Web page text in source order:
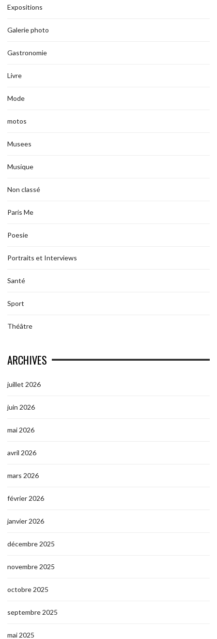
Expositions
Galerie photo
Gastronomie
Livre
Mode
motos
Musees
Musique
Non classé
Paris Me
Poesie
Portraits et Interviews
Santé
Sport
Théâtre
ARCHIVES
juillet 2026
juin 2026
mai 2026
avril 2026
mars 2026
février 2026
janvier 2026
décembre 2025
novembre 2025
octobre 2025
septembre 2025
mai 2025